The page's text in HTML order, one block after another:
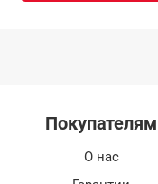
Покупателям
О нас